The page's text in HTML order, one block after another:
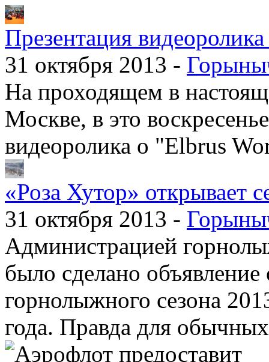
Презентация
31 октября 2013 -
На проходящем в
Москве, в это
видеоролика о "Elbrus
«Роза Хутор» открывает
31 октября 2013 -
Администрацией
было сделано
горнолыжного сезона
года. Правда для